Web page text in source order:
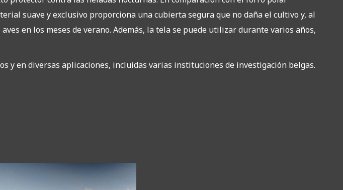
suave y exclusivo proporciona una cubierta segura que no daña el cultivo y, al
en los meses de verano. Además, la tela se puede utilizar durante varios años,
y en diversas aplicaciones, incluidas varias instituciones de investigación belgas.